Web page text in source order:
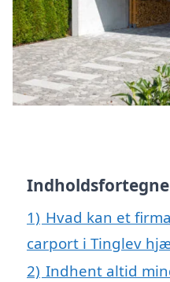
1) Hvad kan et
carport i Tinglev
2) Indhent altid